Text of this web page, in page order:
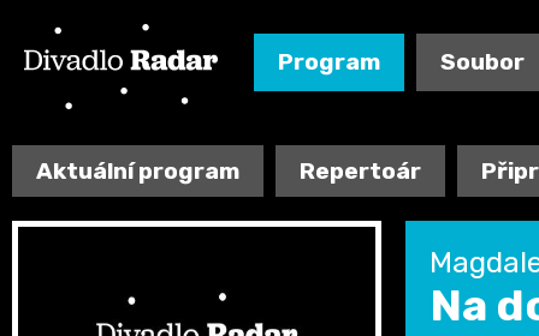
Program Soubor
Aktuální program Repertoár
Na